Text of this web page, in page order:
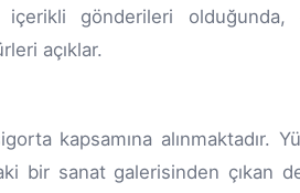
gönderileri olduğunda,
açıklar.
kapsamına alınmaktadır.
bir sanat galerisinden çıkan